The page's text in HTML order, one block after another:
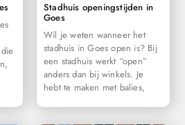
Stadhuis openingstijden in
Goes
Wil je weten wanneer het
stadhuis in Goes open is? Bij
een stadhuis werkt “open”
anders dan bij winkels. Je
hebt te maken met balies,